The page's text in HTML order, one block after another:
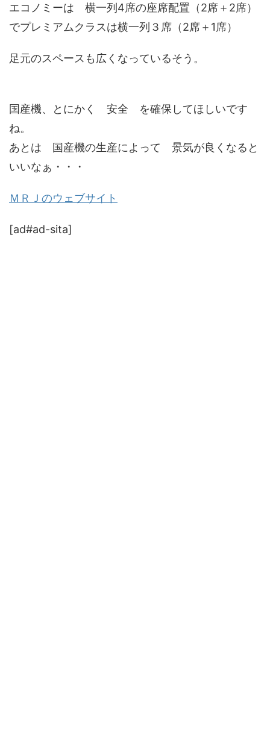
エコノミーは 横一列4席の座席配置（2席＋2席）
でプレミアムクラスは横一列３席（2席＋1席）
足元のスペースも広くなっているそう。
国産機、とにかく 安全 を確保してほしいです
ね。
あとは 国産機の生産によって 景気が良くなると
いいなぁ・・・
ＭＲＪのウェブサイト
[ad#ad-sita]